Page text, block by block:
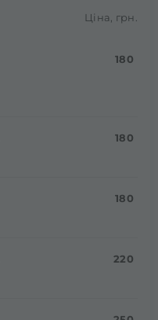
Ціна, грн.
180
180
180
220